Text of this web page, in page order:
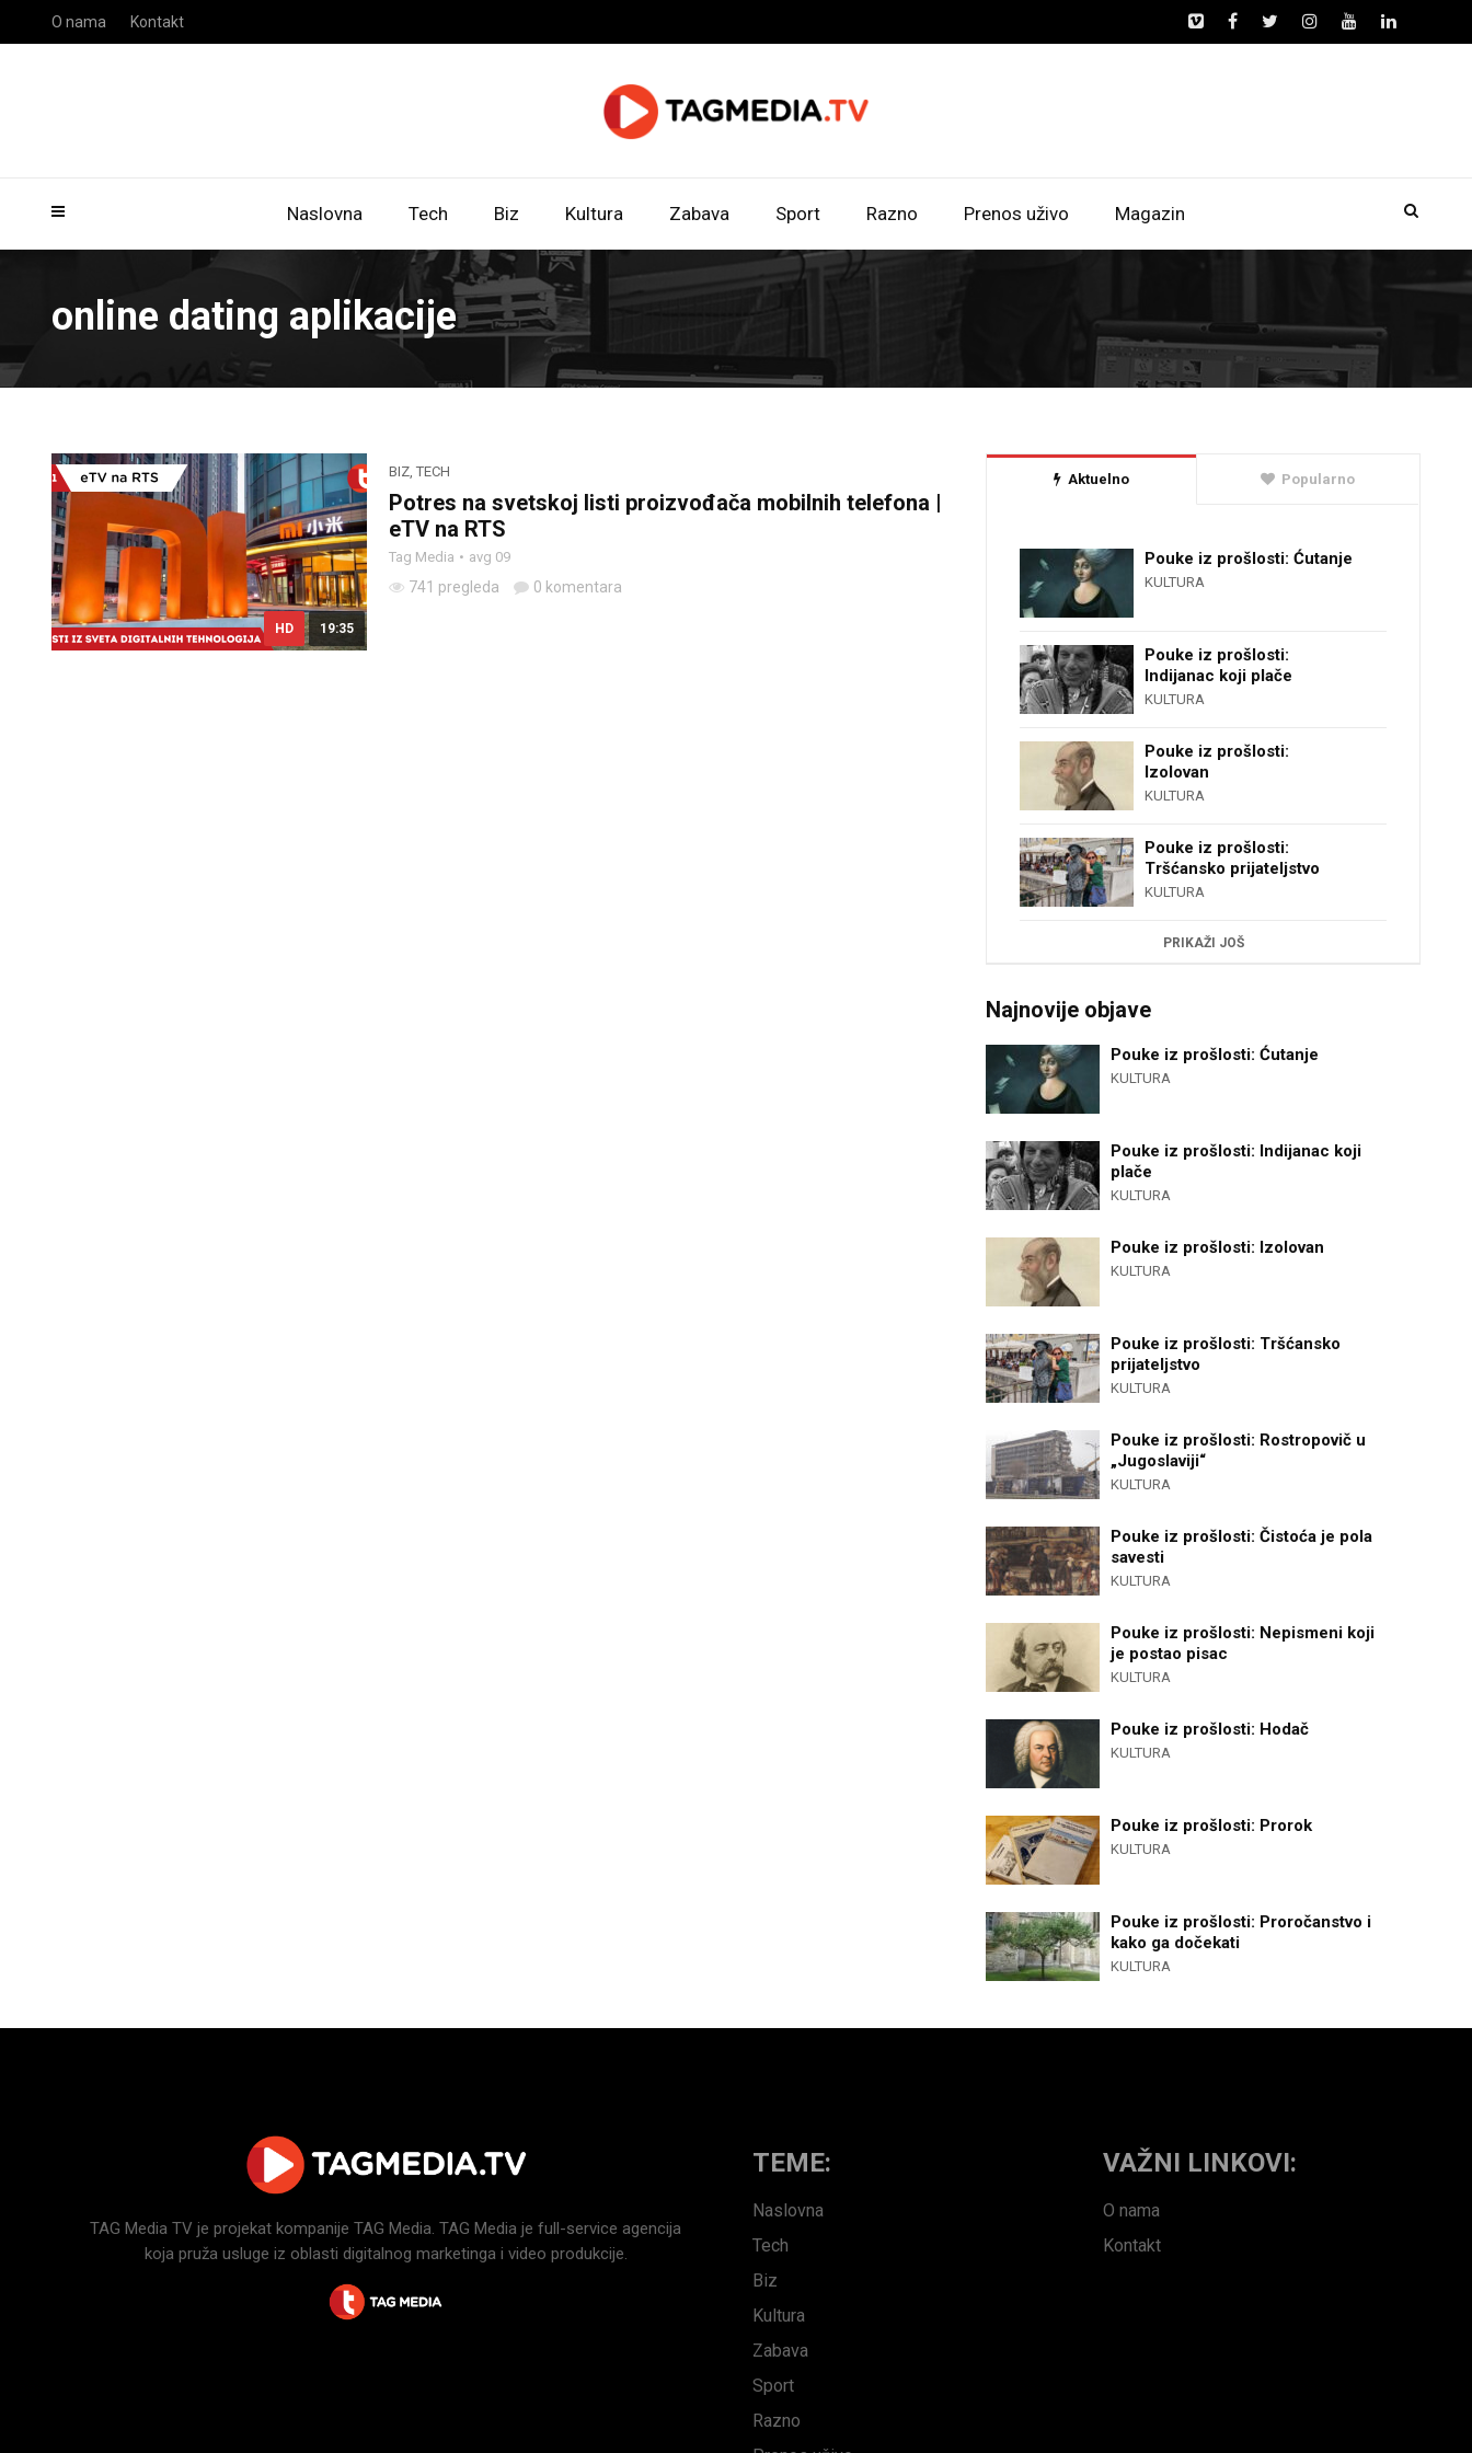
Naslovna Tech Biz Kultura Zabava Sport Razno Prenos uživo Magazin
O nama Kontakt
online dating aplikacije
HD 19:35
BIZ, TECH
Potres na svetskoj listi proizvođača mobilnih telefona |
eTV na RTS
Tag Media avg 09
741 pregleda 0 komentara
Aktuelno Popularno
Pouke iz prošlosti: Ćutanje
KULTURA
Pouke iz prošlosti:
Indijanac koji plače
KULTURA
Pouke iz prošlosti:
Izolovan
KULTURA
Pouke iz prošlosti:
Tršćansko prijateljstvo
KULTURA
PRIKAŽI JOŠ
Najnovije objave
Pouke iz prošlosti: Ćutanje
KULTURA
Pouke iz prošlosti: Indijanac koji
plače
KULTURA
Pouke iz prošlosti: Izolovan
KULTURA
Pouke iz prošlosti: Tršćansko
prijateljstvo
KULTURA
Pouke iz prošlosti: Rostropovič u
„Jugoslaviji“
KULTURA
Pouke iz prošlosti: Čistoća je pola
savesti
KULTURA
Pouke iz prošlosti: Nepismeni koji
je postao pisac
KULTURA
Pouke iz prošlosti: Hodač
KULTURA
Pouke iz prošlosti: Prorok
KULTURA
Pouke iz prošlosti: Proročanstvo i
kako ga dočekati
KULTURA
TAG Media TV je projekat kompanije TAG Media. TAG Media je full-service agencija
koja pruža usluge iz oblasti digitalnog marketinga i video produkcije.
TEME:
Naslovna
Tech
Biz
Kultura
Zabava
Sport
Razno
VAŽNI LINKOVI:
O nama
Kontakt